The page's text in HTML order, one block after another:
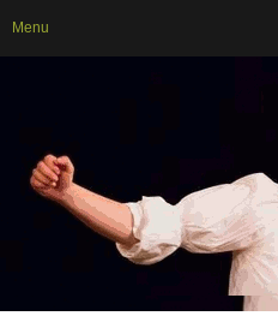
Menu